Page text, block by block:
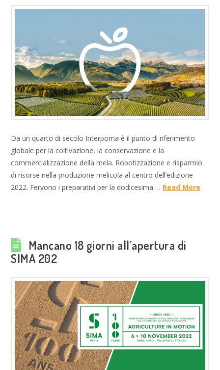
Da un quarto di secolo Interpoma è il punto di riferimento
globale per la coltivazione, la conservazione e la
commercializzazione della mela. Robotizzazione e risparmio
di risorse nella produzione melicola al centro dell’edizione
2022. Fervono i preparativi per la dodicesima … Read More
Mancano 18 giorni all’apertura di
SIMA 202